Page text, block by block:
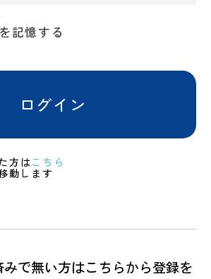
記憶する
ログイン
方はこちら
動します
で無い方はこちらから登録を